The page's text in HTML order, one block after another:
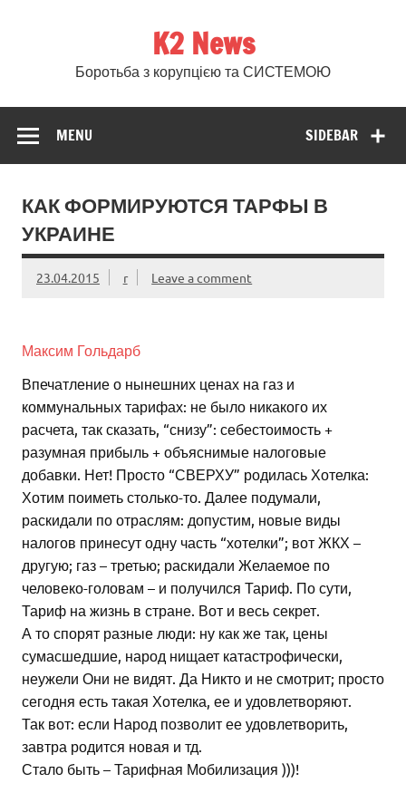
K2 News
Боротьба з корупцією та СИСТЕМОЮ
SIDEBAR
MENU
КАК ФОРМИРУЮТСЯ ТАРФЫ В
УКРАИНЕ
23.04.2015 r Leave a comment
Максим Гольдарб
Впечатление о нынешних ценах на газ и
коммунальных тарифах: не было никакого их
расчета, так сказать, “снизу”: себестоимость +
разумная прибыль + объяснимые налоговые
добавки. Нет! Просто “СВЕРХУ” родилась Хотелка:
Хотим поиметь столько-то. Далее подумали,
раскидали по отраслям: допустим, новые виды
налогов принесут одну часть “хотелки”; вот ЖКХ –
другую; газ – третью; раскидали Желаемое по
человеко-головам – и получился Тариф. По сути,
Тариф на жизнь в стране. Вот и весь секрет.
А то спорят разные люди: ну как же так, цены
сумасшедшие, народ нищает катастрофически,
неужели Они не видят. Да Никто и не смотрит; просто
сегодня есть такая Хотелка, ее и удовлетворяют.
Так вот: если Народ позволит ее удовлетворить,
завтра родится новая и тд.
Стало быть – Тарифная Мобилизация )))!